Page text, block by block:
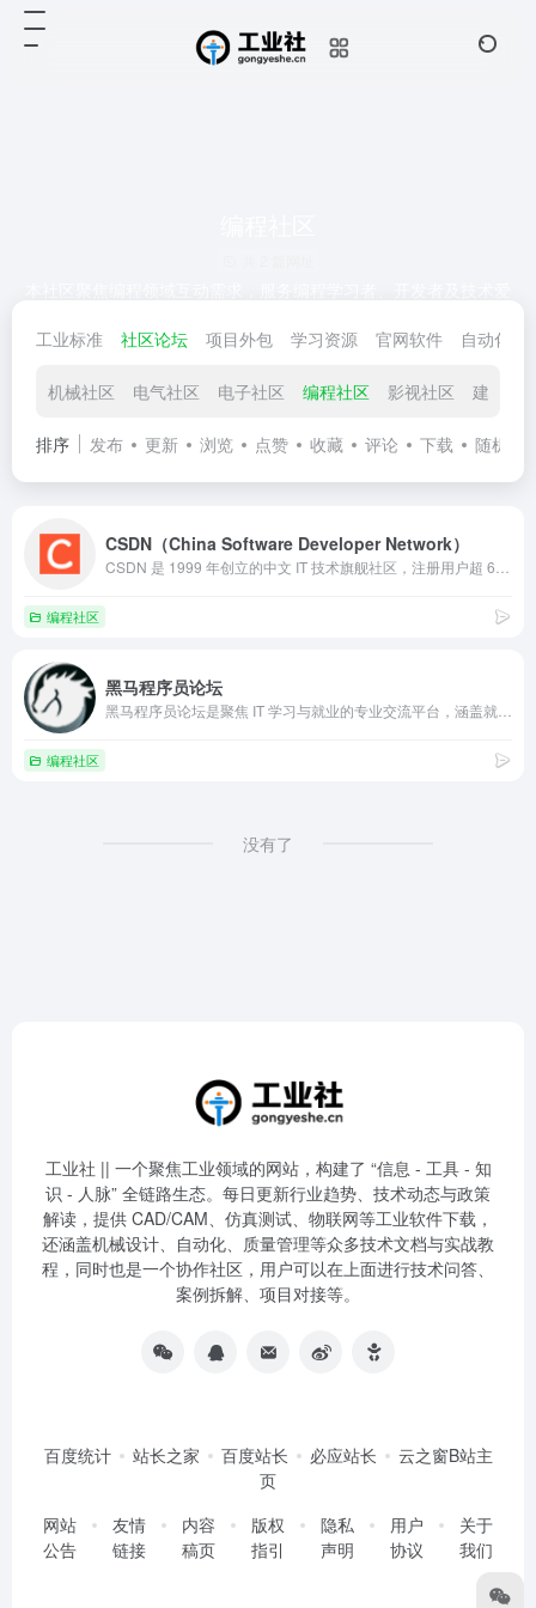
技巧、算法思路）、经验分享（项目实战、职场避坑）、资源互换
力与行业认知。
工业标准 社区论坛 项目外包 学习资源 官网软件 自动化区
机械社区 电气社区 电子社区 编程社区 影视社区 建筑社
排序 发布 更新 浏览 点赞 收藏 评论 下载 随机
CSDN（China Software Developer Network）
编程社区
黑马程序员论坛
编程社区
没有了
工业社 || 一个聚焦工业领域的网站，构建了 “信息 - 工具 - 知
识 - 人脉” 全链路生态。每日更新行业趋势、技术动态与政策
解读，提供 CAD/CAM、仿真测试、物联网等工业软件下载，
还涵盖机械设计、自动化、质量管理等众多技术文档与实战教
程，同时也是一个协作社区，用户可以在上面进行技术问答、
案例拆解、项目对接等。
百度统计 站长之家 百度站长 必应站长
云之窗B站主
页
网站
公告
友情
链接
内容
稿页
版权
指引
隐私
声明
用户
协议
关于
我们